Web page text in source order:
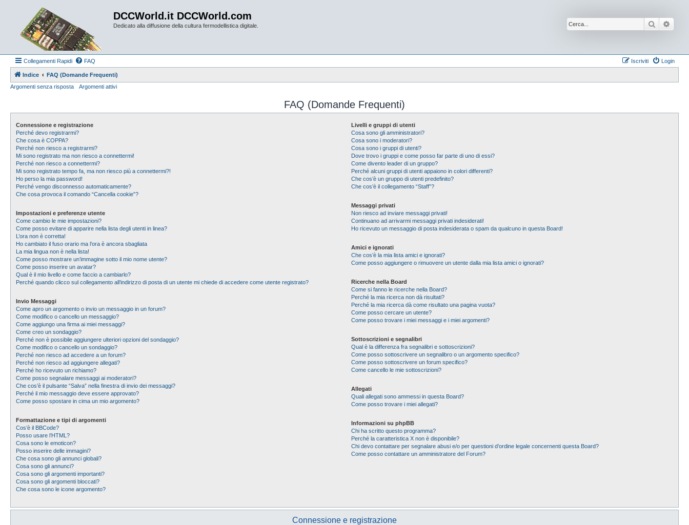
DCCWorld.it DCCWorld.com
Dedicato alla diffusione della cultura fermodellistica digitale. Cerca
Collegamenti Rapidi FAQ Login
Iscriviti
Indice
FAQ (Domande Frequenti)
Argomenti senza risposta
Argomenti attivi
FAQ (Domande Frequenti)
Connessione e registrazione
Perché devo registrarmi?
Che cosa è COPPA?
Perché non riesco a registrarmi?
Mi sono registrato ma non riesco a connettermi!
Perché non riesco a connettermi?
Mi sono registrato tempo fa, ma non riesco più a connettermi?!
Ho perso la mia password!
Perché vengo disconnesso automaticamente?
Che cosa provoca il comando “Cancella cookie”?
Impostazioni e preferenze utente
Come cambio le mie impostazioni?
Come posso evitare di apparire nella lista degli utenti in linea?
L’ora non è corretta!
Ho cambiato il fuso orario ma l’ora è ancora sbagliata
La mia lingua non è nella lista!
Come posso mostrare un’immagine sotto il mio nome utente?
Come posso inserire un avatar?
Qual è il mio livello e come faccio a cambiarlo?
Perché quando clicco sul collegamento all’indirizzo di posta di un utente mi chiede di accedere come utente registrato?
Invio Messaggi
Come apro un argomento o invio un messaggio in un forum?
Come modifico o cancello un messaggio?
Come aggiungo una firma ai miei messaggi?
Come creo un sondaggio?
Perché non è possibile aggiungere ulteriori opzioni del sondaggio?
Come modifico o cancello un sondaggio?
Perché non riesco ad accedere a un forum?
Perché non riesco ad aggiungere allegati?
Perché ho ricevuto un richiamo?
Come posso segnalare messaggi ai moderatori?
Che cos’è il pulsante “Salva” nella finestra di invio dei messaggi?
Perché il mio messaggio deve essere approvato?
Come posso spostare in cima un mio argomento?
Formattazione e tipi di argomenti
Cos’è il BBCode?
Posso usare l’HTML?
Cosa sono le emoticon?
Posso inserire delle immagini?
Che cosa sono gli annunci globali?
Cosa sono gli annunci?
Cosa sono gli argomenti importanti?
Cosa sono gli argomenti bloccati?
Che cosa sono le icone argomento?
Livelli e gruppi di utenti
Cosa sono gli amministratori?
Cosa sono i moderatori?
Cosa sono i gruppi di utenti?
Dove trovo i gruppi e come posso far parte di uno di essi?
Come divento leader di un gruppo?
Perché alcuni gruppi di utenti appaiono in colori differenti?
Che cos’è un gruppo di utenti predefinito?
Che cos’è il collegamento “Staff”?
Messaggi privati
Non riesco ad inviare messaggi privati!
Continuano ad arrivarmi messaggi privati indesiderati!
Ho ricevuto un messaggio di posta indesiderata o spam da qualcuno in questa Board!
Amici e ignorati
Che cos’è la mia lista amici e ignorati?
Come posso aggiungere o rimuovere un utente dalla mia lista amici o ignorati?
Ricerche nella Board
Come si fanno le ricerche nella Board?
Perché la mia ricerca non dà risultati?
Perché la mia ricerca dà come risultato una pagina vuota?
Come posso cercare un utente?
Come posso trovare i miei messaggi e i miei argomenti?
Sottoscrizioni e segnalibri
Qual è la differenza fra segnalibri e sottoscrizioni?
Come posso sottoscrivere un segnalibro o un argomento specifico?
Come posso sottoscrivere un forum specifico?
Come cancello le mie sottoscrizioni?
Allegati
Quali allegati sono ammessi in questa Board?
Come posso trovare i miei allegati?
Informazioni su phpBB
Chi ha scritto questo programma?
Perché la caratteristica X non è disponibile?
Chi devo contattare per segnalare abusi e/o per questioni d’ordine legale concernenti questa Board?
Come posso contattare un amministratore del Forum?
Connessione e registrazione